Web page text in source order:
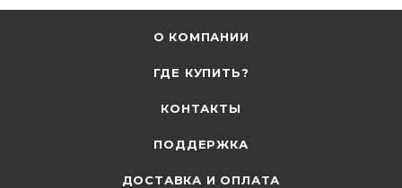
О КОМПАНИИ
ГДЕ КУПИТЬ?
КОНТАКТЫ
ПОДДЕРЖКА
ДОСТАВКА И ОПЛАТА